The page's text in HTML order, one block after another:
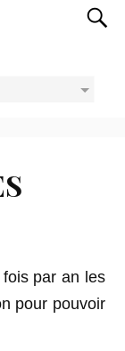
par an les
pour pouvoir